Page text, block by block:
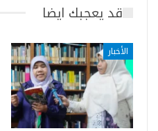
قد يعجبك ايضا
الأخبار